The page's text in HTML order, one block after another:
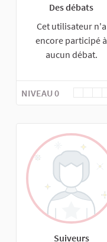
Des débats
Cet utilisateur n'a
encore participé à
aucun débat.
NIVEAU 0
Suiveurs